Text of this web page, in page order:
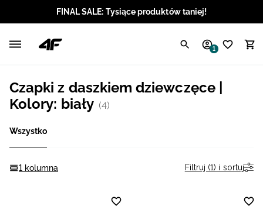
FINAL SALE: Tysiące produktów taniej!
1
Czapki z daszkiem dziewczęce |
Kolory: biały (4)
Wszystko
1 kolumna Filtruj (1) i sortuj
Angielski / USD